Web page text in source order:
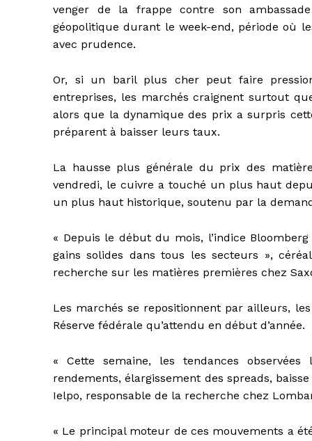
venger de la frappe contre son
géopolitique durant le week-end, période où
avec prudence.
Or, si un baril plus cher peut faire
entreprises, les marchés craignent surtout
alors que la dynamique des prix a surpris
préparent à baisser leurs taux.
La hausse plus générale du prix des
vendredi, le cuivre a touché un plus haut
un plus haut historique, soutenu par la
« Depuis le début du mois, l’indice
gains solides dans tous les secteurs »,
recherche sur les matières premières chez
Les marchés se repositionnent par ailleurs,
Réserve fédérale qu’attendu en début d’année.
« Cette semaine, les tendances
rendements, élargissement des spreads,
Ielpo, responsable de la recherche chez
« Le principal moteur de ces mouvements a